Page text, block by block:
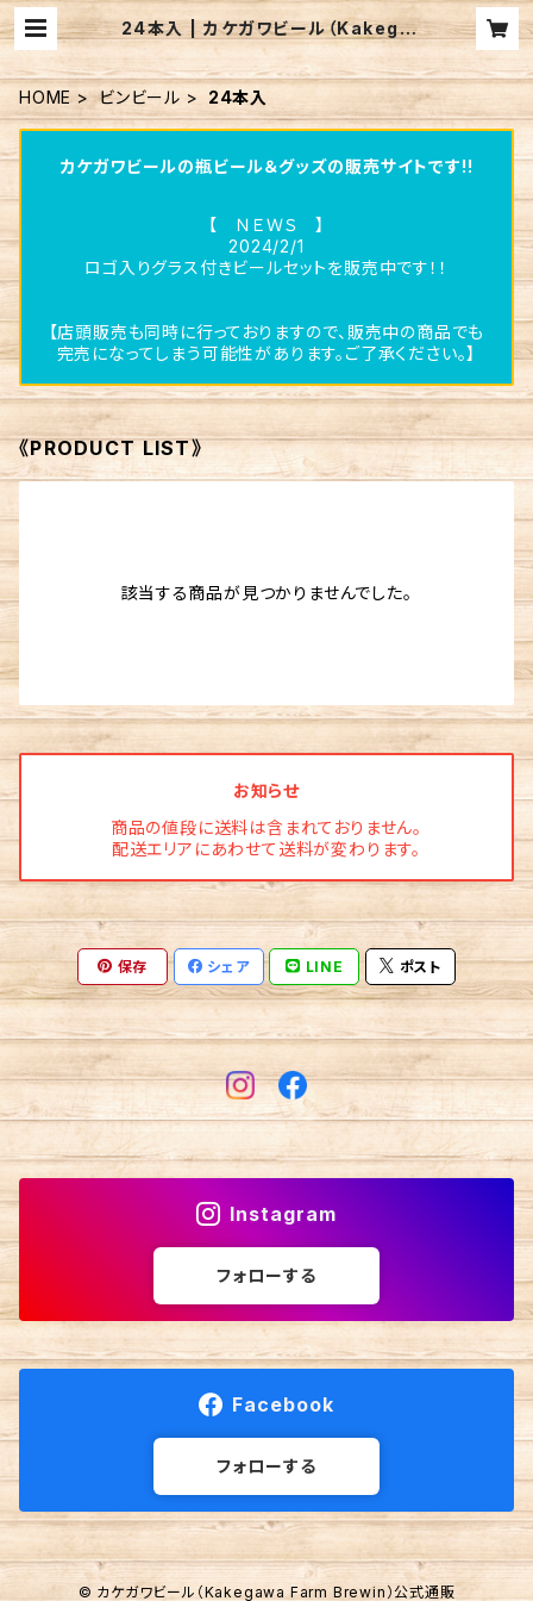
24本入 | カケガワビール（Kakega
wa Farm Brewin）公式通販
HOME ビンビール 24本入
カケガワビールの瓶ビール＆グッズの販売サイトです!!
【 ＮＥＷＳ 】
2024/2/1
ロゴ入りグラス付きビールセットを販売中です！！
【店頭販売も同時に行っておりますので、販売中の商品でも
完売になってしまう可能性があります。ご了承ください。】
《PRODUCT LIST》
該当する商品が見つかりませんでした。
お知らせ
商品の値段に送料は含まれておりません。
配送エリアにあわせて送料が変わります。
保存 シェア LINE ポスト
Instagram
フォローする
Facebook
フォローする
© カケガワビール（Kakegawa Farm Brewin）公式通販